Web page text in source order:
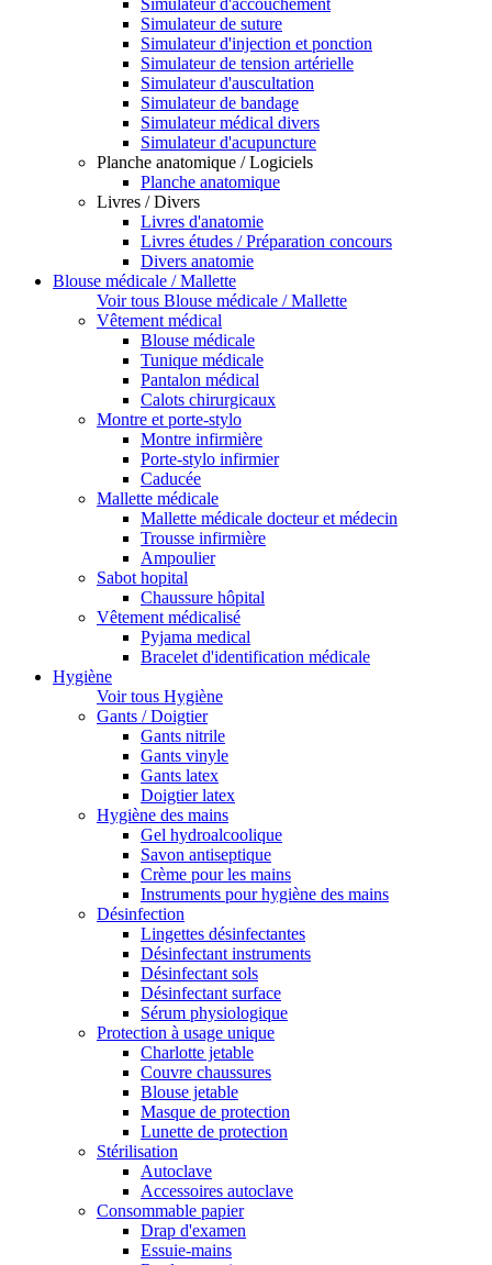
Simulateur d'accouchement
Simulateur de suture
Simulateur d'injection et ponction
Simulateur de tension artérielle
Simulateur d'auscultation
Simulateur de bandage
Simulateur médical divers
Simulateur d'acupuncture
Planche anatomique / Logiciels
Planche anatomique
Livres / Divers
Livres d'anatomie
Livres études / Préparation concours
Divers anatomie
Blouse médicale / Mallette
Voir tous Blouse médicale / Mallette
Vêtement médical
Blouse médicale
Tunique médicale
Pantalon médical
Calots chirurgicaux
Montre et porte-stylo
Montre infirmière
Porte-stylo infirmier
Caducée
Mallette médicale
Mallette médicale docteur et médecin
Trousse infirmière
Ampoulier
Sabot hopital
Chaussure hôpital
Vêtement médicalisé
Pyjama medical
Bracelet d'identification médicale
Hygiène
Voir tous Hygiène
Gants / Doigtier
Gants nitrile
Gants vinyle
Gants latex
Doigtier latex
Hygiène des mains
Gel hydroalcoolique
Savon antiseptique
Crème pour les mains
Instruments pour hygiène des mains
Désinfection
Lingettes désinfectantes
Désinfectant instruments
Désinfectant sols
Désinfectant surface
Sérum physiologique
Protection à usage unique
Charlotte jetable
Couvre chaussures
Blouse jetable
Masque de protection
Lunette de protection
Stérilisation
Autoclave
Accessoires autoclave
Consommable papier
Drap d'examen
Essuie-mains